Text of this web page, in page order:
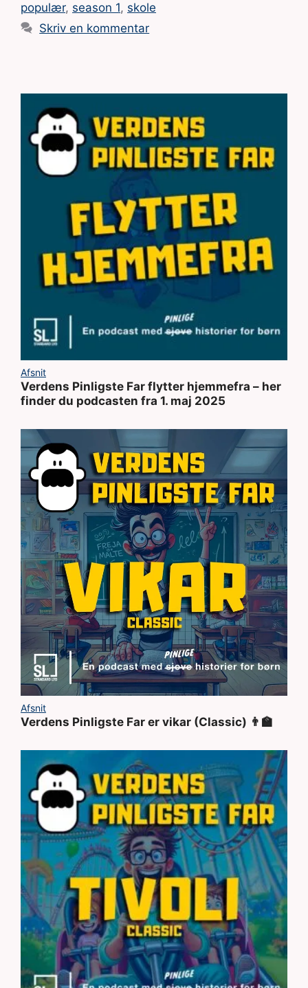
populær, season 1, skole
Skriv en kommentar
Afsnit
Verdens Pinligste Far flytter hjemmefra – her
finder du podcasten fra 1. maj 2025
Afsnit
Verdens Pinligste Far er vikar (Classic) 👨‍🏫